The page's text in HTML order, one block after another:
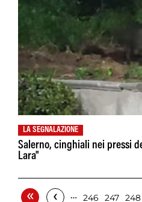
LA SEGNALAZIONE
Salerno, cinghiali nei pressi
Lara"
« ‹ … 246 247 248